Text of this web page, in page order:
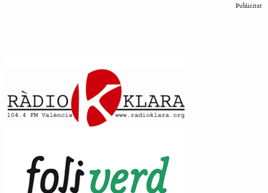
Publicitat